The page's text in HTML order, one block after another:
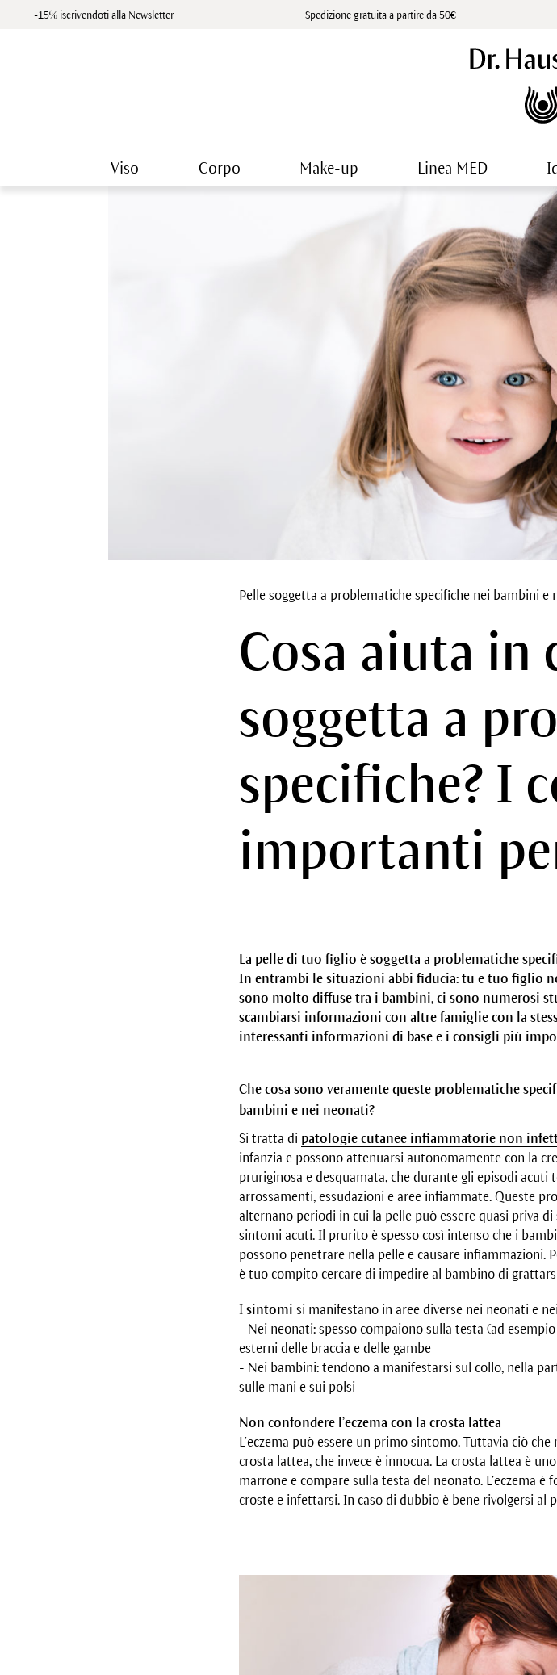
-15% iscrivendoti alla Newsletter Spedizione gratuita a partire da 50€
Viso Corpo Make-up Linea MED
Pelle soggetta a problematiche specifiche nei bambini e
Cosa aiuta in
soggetta a
specifiche? I
importanti
La pelle di tuo figlio è soggetta a problematiche
In entrambi le situazioni abbi fiducia: tu e tuo figlio
sono molto diffuse tra i bambini, ci sono numerosi
scambiarsi informazioni con altre famiglie con la
interessanti informazioni di base e i consigli più
Che cosa sono veramente queste problematiche
bambini e nei neonati?
Si tratta di patologie cutanee infiammatorie non
infanzia e possono attenuarsi autonomamente con la
pruriginosa e desquamata, che durante gli episodi acuti
arrossamenti, essudazioni e aree infiammate. Queste
alternano periodi in cui la pelle può essere quasi priva
sintomi acuti. Il prurito è spesso così intenso che i
possono penetrare nella pelle e causare infiammazioni.
è tuo compito cercare di impedire al bambino di
I sintomi si manifestano in aree diverse nei neonati e
- Nei neonati: spesso compaiono sulla testa (ad
esterni delle braccia e delle gambe
- Nei bambini: tendono a manifestarsi sul collo, nella
sulle mani e sui polsi
Non confondere l’eczema con la crosta lattea
L’eczema può essere un primo sintomo. Tuttavia ciò
crosta lattea, che invece è innocua. La crosta lattea è
marrone e compare sulla testa del neonato. L’eczema
croste e infettarsi. In caso di dubbio è bene rivolgersi al